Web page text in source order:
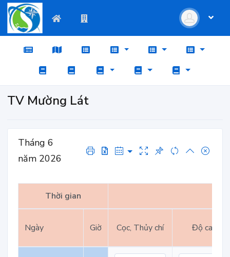
TV Mường Lát
Tháng 6
năm 2026
Thời gian
Ngày Giờ Cọc, Thủy chí Độ cao